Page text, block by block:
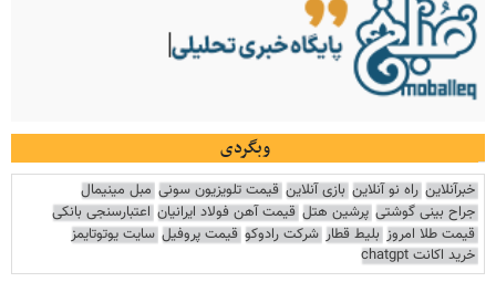
وبگردی
خبرآنلاین راه نو آنلاین بازی آنلاین قیمت تلویزیون سونی مبل مینیمال
جراح بینی گوشتی پرشین هتل قیمت آهن فولاد ایرانیان اعتبارسنجی بانکی
قیمت طلا امروز بلیط قطار شرکت رادوکو قیمت پروفیل سایت یوتوتایمز
خرید اکانت chatgpt